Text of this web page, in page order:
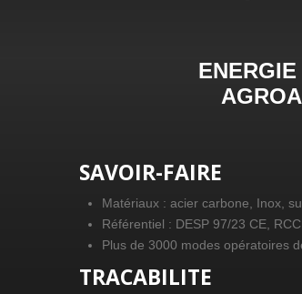
SAVOIR-FAIRE
Matériaux : acier carbone, Inox,
Référentiel : DESP 97/23 CE,
Plus de 3000 modes opératoires
TRACABILITE